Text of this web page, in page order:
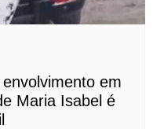
em
Maria Isabel é